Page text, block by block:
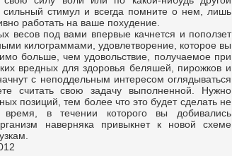
стимул и всегда помните о нем, лишь
работать на ваше похудение.
весов под вами впервые качнется и поползет
килограммами, удовлетворение, которое вы
больше, чем удовольствие, получаемое при
вредных для здоровья беляшей, пирожков и
с неподдельным интересом оглядываться
считать свою задачу выполненной. Нужно
позиций, тем более что это будет сделать не
в течении которого вы добивались
наверняка привыкнет к новой схеме